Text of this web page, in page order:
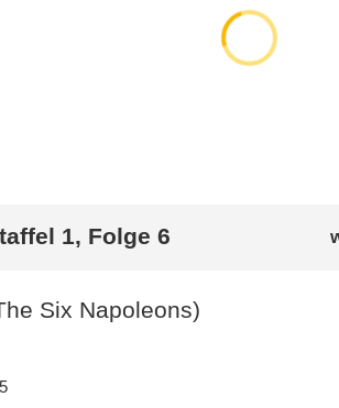
1, Folge 6
Six Napoleons)